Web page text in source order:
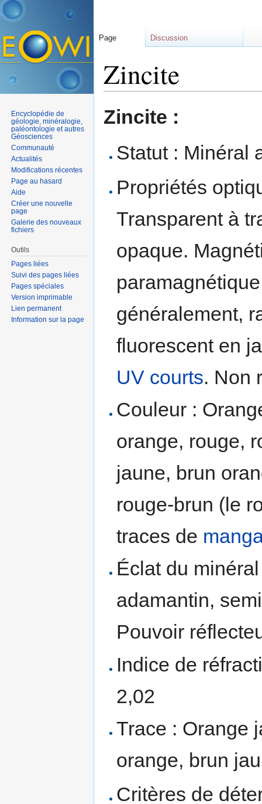
Zincite
Zincite :
Statut : Minéral
Propriétés
Transparent à
opaque.
généralement,
fluorescent en
UV courts. Non
Couleur :
orange, rouge,
jaune, brun
rouge-brun (le
traces de
Éclat du
adamantin,
Pouvoir
Indice de
2,02
Trace : Orange
orange, brun
Critères de
Page Discussion
Encyclopédie de
géologie, minéralogie,
paléontologie et autres
Géosciences
Communauté
Actualités
Modifications récentes
Page au hasard
Aide
Créer une nouvelle
page
Galerie des nouveaux
fichiers
Outils
Pages liées
Suivi des pages liées
Pages spéciales
Version imprimable
Lien permanent
Information sur la page